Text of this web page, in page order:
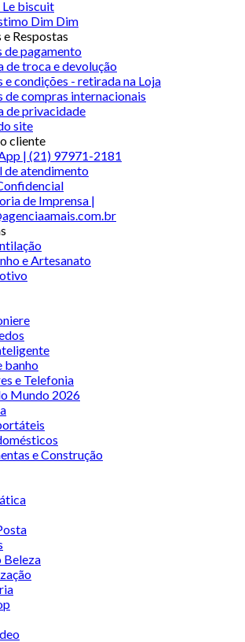
biscuit
Dim Dim
Respostas
de pagamento
de troca e devolução
e condições - retirada na Loja
de compras internacionais
de privacidade
site
cliente
| (21) 97971-2181
de atendimento
de Imprensa |
e Artesanato
banho
e Telefonia
Mundo 2026
e Construção
Beleza